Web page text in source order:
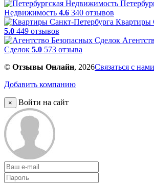
Недвижимость 4.6 340 отзывов
Квартиры
5.0 449 отзывов
Сделок 5.0 573 отзыва
© Отзывы Онлайн, 2026Связаться с нами
Добавить компанию
× Войти на сайт